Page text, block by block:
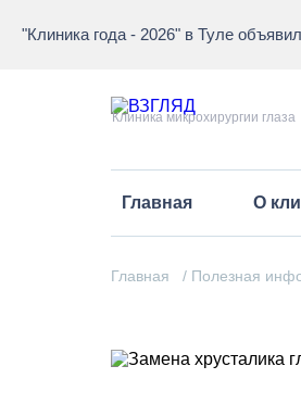
"Клиника года - 2026" в Туле
Клиника микрохирургии глаза
Главная О
Главная / Полезная